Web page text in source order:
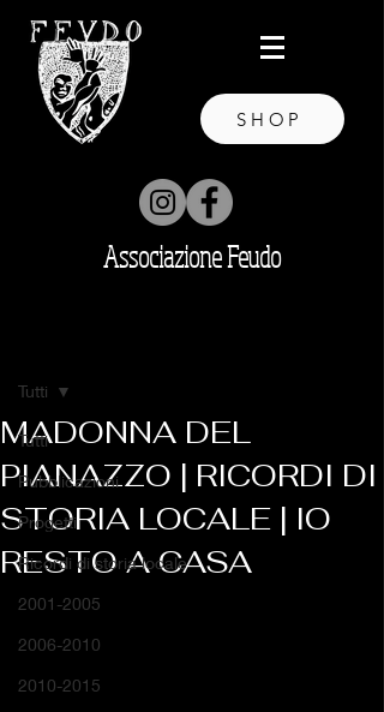
SHOP
Associazione Feudo
Tutti
Pubblicazioni
Progetti
Ricordi di storia locale
2001-2005
2006-2010
2010-2015
Tutti
MADONNA DEL
PIANAZZO | RICORDI DI
STORIA LOCALE | IO
RESTO A CASA